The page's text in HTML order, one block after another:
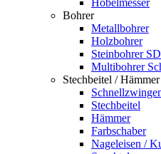
Hobelmesser
Bohrer
Metallbohrer
Holzbohrer
Steinbohrer
Multibohrer
Stechbeitel /
Stechbeitel
Hämmer
Farbschaber
Nageleisen /